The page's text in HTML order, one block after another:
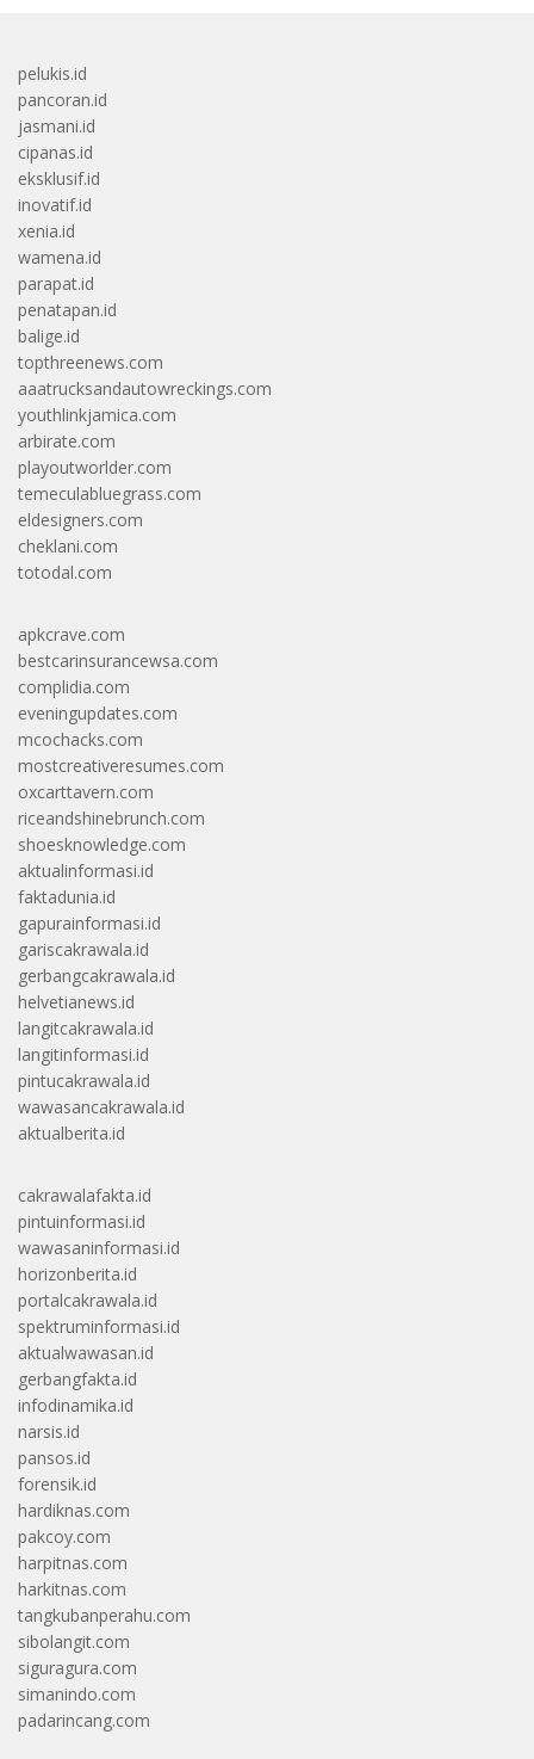
pelukis.id
pancoran.id
jasmani.id
cipanas.id
eksklusif.id
inovatif.id
xenia.id
wamena.id
parapat.id
penatapan.id
balige.id
topthreenews.com
aaatrucksandautowreckings.com
youthlinkjamica.com
arbirate.com
playoutworlder.com
temeculabluegrass.com
eldesigners.com
cheklani.com
totodal.com
apkcrave.com
bestcarinsurancewsa.com
complidia.com
eveningupdates.com
mcochacks.com
mostcreativeresumes.com
oxcarttavern.com
riceandshinebrunch.com
shoesknowledge.com
aktualinformasi.id
faktadunia.id
gapurainformasi.id
gariscakrawala.id
gerbangcakrawala.id
helvetianews.id
langitcakrawala.id
langitinformasi.id
pintucakrawala.id
wawasancakrawala.id
aktualberita.id
cakrawalafakta.id
pintuinformasi.id
wawasaninformasi.id
horizonberita.id
portalcakrawala.id
spektruminformasi.id
aktualwawasan.id
gerbangfakta.id
infodinamika.id
narsis.id
pansos.id
forensik.id
hardiknas.com
pakcoy.com
harpitnas.com
harkitnas.com
tangkubanperahu.com
sibolangit.com
siguragura.com
simanindo.com
padarincang.com